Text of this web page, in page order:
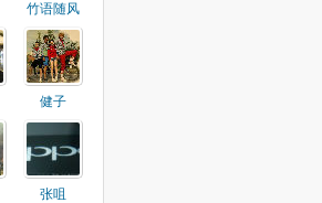
竹语随风
健子
张咀